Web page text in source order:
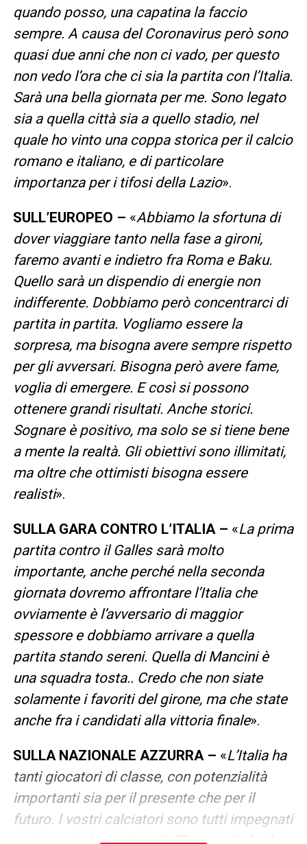
quando posso, una capatina la faccio
sempre. A causa del Coronavirus però sono
quasi due anni che non ci vado, per questo
non vedo l’ora che ci sia la partita con l’Italia.
Sarà una bella giornata per me. Sono legato
sia a quella città sia a quello stadio, nel
quale ho vinto una coppa storica per il calcio
romano e italiano, e di particolare
importanza per i tifosi della Lazio».
SULL’EUROPEO – «Abbiamo la sfortuna di
dover viaggiare tanto nella fase a gironi,
faremo avanti e indietro fra Roma e Baku.
Quello sarà un dispendio di energie non
indifferente. Dobbiamo però concentrarci di
partita in partita. Vogliamo essere la
sorpresa, ma bisogna avere sempre rispetto
per gli avversari. Bisogna però avere fame,
voglia di emergere. E così si possono
ottenere grandi risultati. Anche storici.
Sognare è positivo, ma solo se si tiene bene
a mente la realtà. Gli obiettivi sono illimitati,
ma oltre che ottimisti bisogna essere
realisti».
SULLA GARA CONTRO L’ITALIA – «La prima
partita contro il Galles sarà molto
importante, anche perché nella seconda
giornata dovremo affrontare l’Italia che
ovviamente è l’avversario di maggior
spessore e dobbiamo arrivare a quella
partita stando sereni. Quella di Mancini è
una squadra tosta.. Credo che non siate
solamente i favoriti del girone, ma che state
anche fra i candidati alla vittoria finale».
SULLA NAZIONALE AZZURRA – «L’Italia ha
tanti giocatori di classe, con potenzialità
importanti sia per il presente che per il
futuro. I vostri calciatori sono tutti impegnati
nei maggiori campionati d’Europa, il che è un